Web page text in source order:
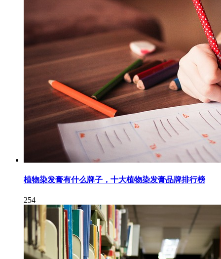
植物染发膏有什么牌子，十大植物染发膏品牌排行榜
254